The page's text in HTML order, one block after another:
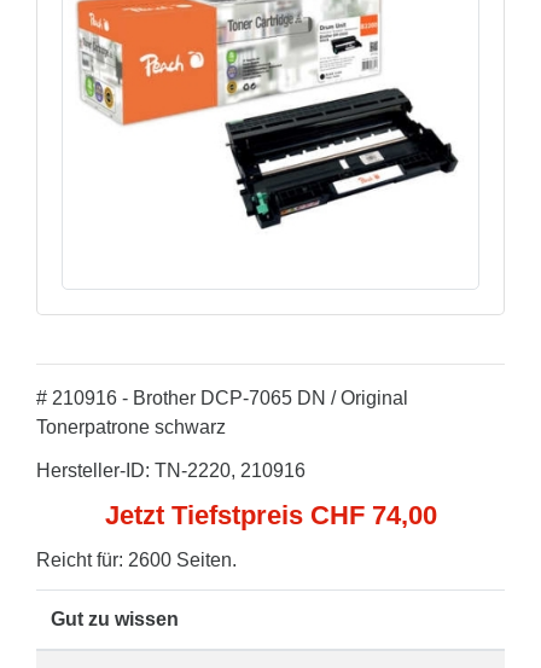
# 210916 - Brother DCP-7065 DN / Original
Tonerpatrone schwarz
Hersteller-ID: TN-2220, 210916
Jetzt Tiefstpreis CHF 74,00
Reicht für: 2600 Seiten.
Gut zu wissen